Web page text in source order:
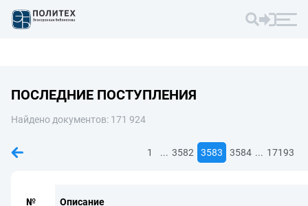
ПОСЛЕДНИЕ ПОСТУПЛЕНИЯ
Найдено документов: 171 924
1 ... 3582 3583 3584 ... 17193
№ Описание